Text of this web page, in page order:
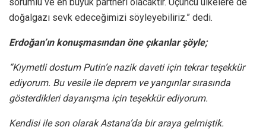
doğalgazı sevk edeceğimizi söyleyebiliriz.” dedi.
Erdoğan’ın konuşmasından öne çıkanlar şöyle;
“Kıymetli dostum Putin’e nazik daveti için tekrar teşekkür
ediyorum. Bu vesile ile deprem ve yangınlar sırasında
gösterdikleri dayanışma için teşekkür ediyorum.
Kendisi ile son olarak Astana’da bir araya gelmiştik.